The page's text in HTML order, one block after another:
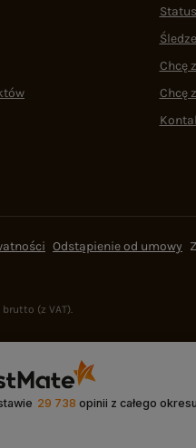
Chcę
Chcę
Odstąpienie od umowy
(z VAT).
29 738 opinii z całego okresu